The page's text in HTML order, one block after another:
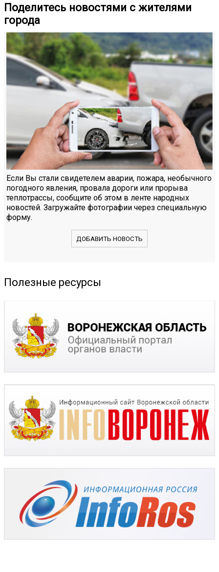
Поделитесь новостями с жителями
города
Если Вы стали свидетелем аварии, пожара, необычного
погодного явления, провала дороги или прорыва
теплотрассы, сообщите об этом в ленте народных
новостей. Загружайте фотографии через специальную
форму.
ДОБАВИТЬ НОВОСТЬ
Полезные ресурсы